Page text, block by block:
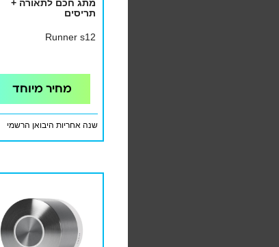
מתג חכם לתאורה +
תריסים
Runner s12
מחיר מיוחד
שנה אחריות היבואן הרשמי